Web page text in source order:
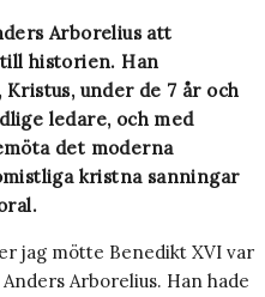
Arborelius att
historien. Han
under de 7 år och
ledare, och med
det moderna
kristna sanningar
jag mötte Benedikt XVI var
Arborelius. Han hade